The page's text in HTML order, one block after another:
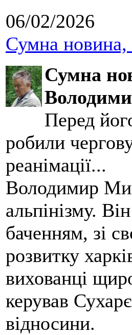
06/02/2026
Сумна
Сумна
Перед
робили
реанімації...
Володимир
альпінізму.
баченням, зі
розвитку
вихованці
керував
відносини.